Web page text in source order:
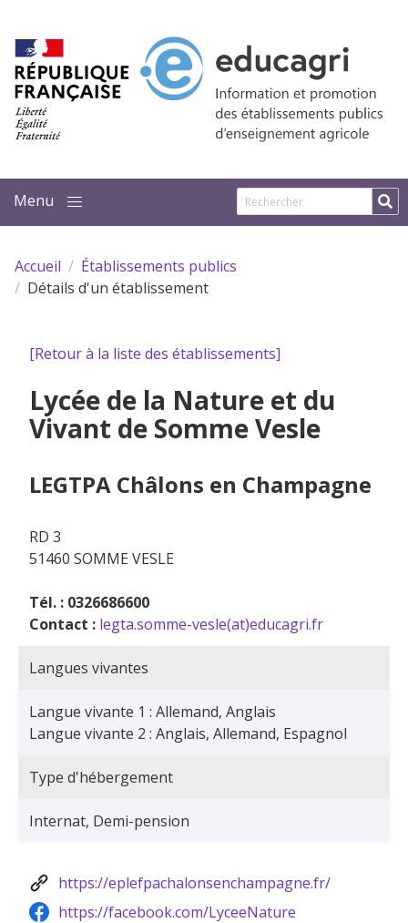
Accueil
Établissements publics
Détails d'un établissement
[Retour à la liste des établissements]
Lycée de la Nature et du
Vivant de Somme Vesle
LEGTPA Châlons en Champagne
RD 3
51460 SOMME VESLE
Tél. : 0326686600
Contact : legta.somme-vesle(at)educagri.fr
Langues vivantes
Langue vivante 1 : Allemand, Anglais
Langue vivante 2 : Anglais, Allemand, Espagnol
Type d'hébergement
Internat, Demi-pension
https://eplefpachalonsenchampagne.fr/
https://facebook.com/LyceeNature